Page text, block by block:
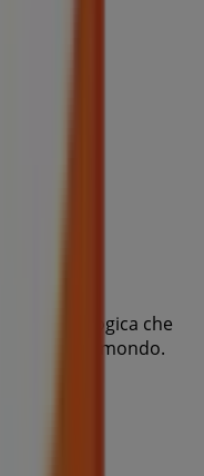
tecnologica che
in tutto il mondo.